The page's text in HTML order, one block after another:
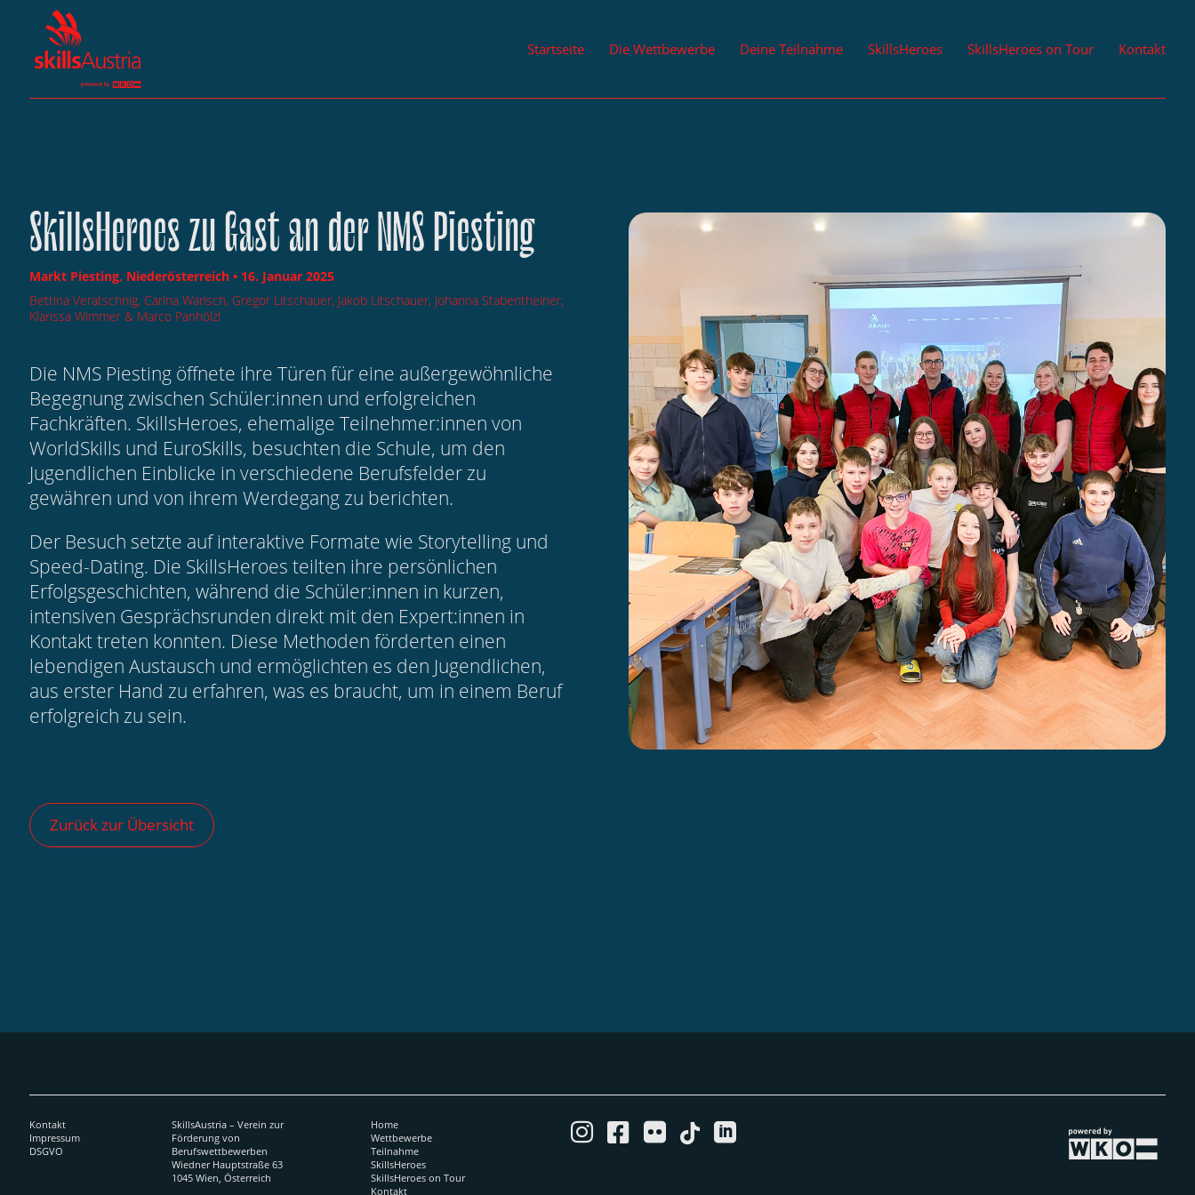
Startseite Die Wettbewerbe Deine Teilnahme SkillsHeroes SkillsHeroes on Tour Kontakt
SkillsHeroes zu Gast an der NMS Piesting
Markt Piesting, Niederösterreich • 16. Januar 2025
Bettina Veratschnig, Carina Warisch, Gregor Litschauer, Jakob Litschauer, Johanna Stabentheiner,
Klarissa Wimmer & Marco Panhölzl
Die NMS Piesting öffnete ihre Türen für eine außergewöhnliche
Begegnung zwischen Schüler:innen und erfolgreichen
Fachkräften. SkillsHeroes, ehemalige Teilnehmer:innen von
WorldSkills und EuroSkills, besuchten die Schule, um den
Jugendlichen Einblicke in verschiedene Berufsfelder zu
gewähren und von ihrem Werdegang zu berichten.
Der Besuch setzte auf interaktive Formate wie Storytelling und
Speed-Dating. Die SkillsHeroes teilten ihre persönlichen
Erfolgsgeschichten, während die Schüler:innen in kurzen,
intensiven Gesprächsrunden direkt mit den Expert:innen in
Kontakt treten konnten. Diese Methoden förderten einen
lebendigen Austausch und ermöglichten es den Jugendlichen,
aus erster Hand zu erfahren, was es braucht, um in einem Beruf
erfolgreich zu sein.
Zurück zur Übersicht
Kontakt
Impressum
DSGVO
SkillsAustria – Verein zur
Förderung von
Berufswettbewerben
Wiedner Hauptstraße 63
1045 Wien, Österreich
Home
Wettbewerbe
Teilnahme
SkillsHeroes
SkillsHeroes on Tour
Kontakt
    